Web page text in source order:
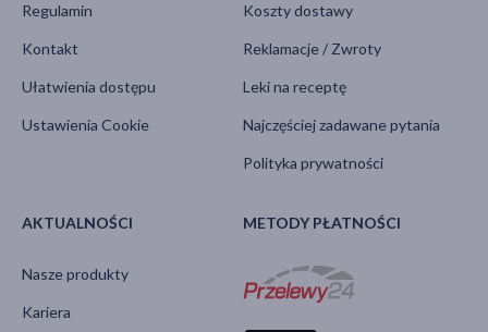
Regulamin
Kontakt
Ułatwienia dostępu
Ustawienia Cookie
Koszty dostawy
Reklamacje / Zwroty
Leki na receptę
Najczęściej zadawane pytania
Polityka prywatności
AKTUALNOŚCI
Nasze produkty
Kariera
METODY PŁATNOŚCI